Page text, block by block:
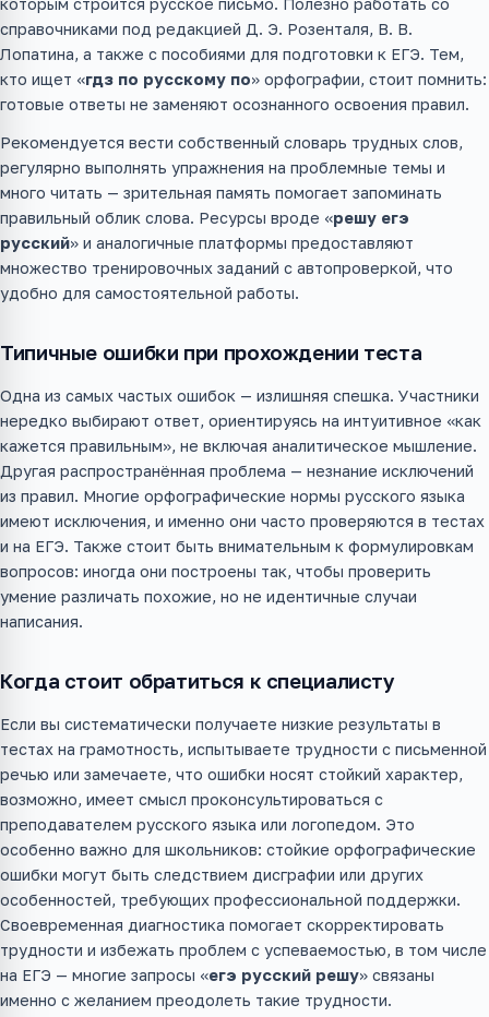
справочниками под редакцией Д. Э. Розенталя, В. В.
Лопатина, а также с пособиями для подготовки к ЕГЭ. Тем,
кто ищет «гдз по русскому по» орфографии, стоит помнить:
готовые ответы не заменяют осознанного освоения правил.
Рекомендуется вести собственный словарь трудных слов,
регулярно выполнять упражнения на проблемные темы и
много читать — зрительная память помогает запоминать
правильный облик слова. Ресурсы вроде «решу егэ
русский» и аналогичные платформы предоставляют
множество тренировочных заданий с автопроверкой, что
удобно для самостоятельной работы.
Типичные ошибки при прохождении теста
Одна из самых частых ошибок — излишняя спешка. Участники
нередко выбирают ответ, ориентируясь на интуитивное «как
кажется правильным», не включая аналитическое мышление.
Другая распространённая проблема — незнание исключений
из правил. Многие орфографические нормы русского языка
имеют исключения, и именно они часто проверяются в тестах
и на ЕГЭ. Также стоит быть внимательным к формулировкам
вопросов: иногда они построены так, чтобы проверить
умение различать похожие, но не идентичные случаи
написания.
Когда стоит обратиться к специалисту
Если вы систематически получаете низкие результаты в
тестах на грамотность, испытываете трудности с письменной
речью или замечаете, что ошибки носят стойкий характер,
возможно, имеет смысл проконсультироваться с
преподавателем русского языка или логопедом. Это
особенно важно для школьников: стойкие орфографические
ошибки могут быть следствием дисграфии или других
особенностей, требующих профессиональной поддержки.
Своевременная диагностика помогает скорректировать
трудности и избежать проблем с успеваемостью, в том числе
на ЕГЭ — многие запросы «егэ русский решу» связаны
именно с желанием преодолеть такие трудности.